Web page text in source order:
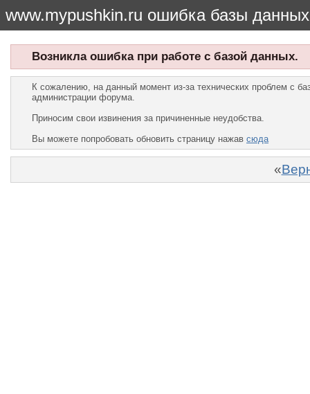
www.mypushkin.ru ошибка базы данных
Возникла ошибка при работе с базой данных.
К сожалению, на данный момент из-за технических проблем с
администрации форума.
Приносим свои извинения за причиненные неудобства.
Вы можете попробовать обновить страницу нажав сюда
«